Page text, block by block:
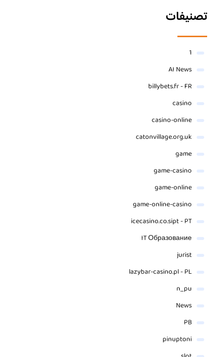
تصنيفات
1
AI News
billybets.fr - FR
casino
casino-online
catonvillage.org.uk
game
game-casino
game-online
game-online-casino
icecasino.co.sipt - PT
IT Образование
jurist
lazybar-casino.pl - PL
n_pu
News
PB
pinuptoni